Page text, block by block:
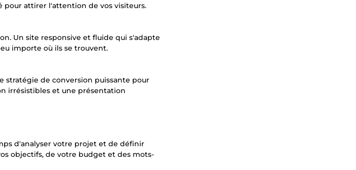
pour attirer l'attention de vos visiteurs.
Un site responsive et fluide qui s'adapte
importe où ils se trouvent.
stratégie de conversion puissante pour
irrésistibles et une présentation
d'analyser votre projet et de définir
objectifs, de votre budget et des mots-